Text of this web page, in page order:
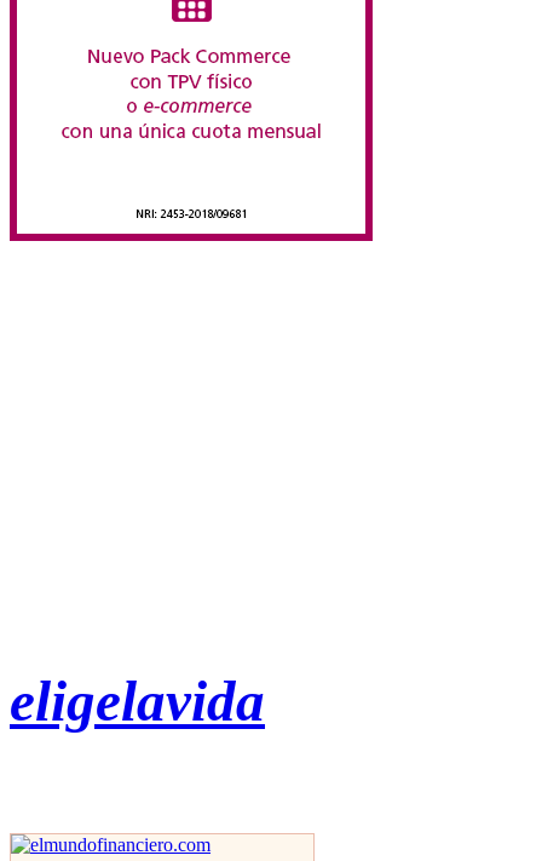
eligelavida